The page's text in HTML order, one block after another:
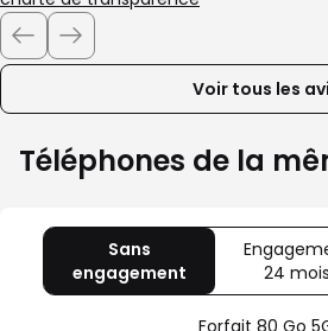
Voir tous les
Téléphones de la
Sans
engagement
80
Go
24 mois
Forfait 80 Go